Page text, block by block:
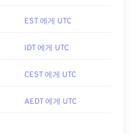
EST 에게 UTC
IDT 에게 UTC
CEST 에게 UTC
AEDT 에게 UTC